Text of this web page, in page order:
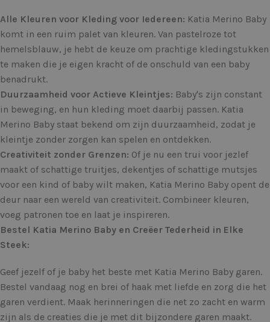
Alle Kleuren voor Kleding voor Iedereen: Katia Merino Baby
komt in een ruim palet van kleuren. Van pastelroze tot
hemelsblauw, je hebt de keuze om prachtige kledingstukken
te maken die je eigen kracht of de onschuld van een baby
benadrukt.
Duurzaamheid voor Actieve Kleintjes: Baby's zijn constant
in beweging, en hun kleding moet daarbij passen. Katia
Merino Baby staat bekend om zijn duurzaamheid, zodat je
kleintje zonder zorgen kan spelen en ontdekken.
Creativiteit zonder Grenzen: Of je nu een trui voor jezlef
maakt of schattige truitjes, dekentjes of schattige mutsjes
voor een kind of baby wilt maken, Katia Merino Baby opent de
deur naar een wereld van creativiteit. Combineer kleuren,
voeg patronen toe en laat je inspireren.
Bestel Katia Merino Baby en Creëer Tederheid in Elke
Steek:
Geef jezelf of je baby het beste met Katia Merino Baby garen.
Bestel vandaag nog en brei of haak met liefde en zorg die het
garen verdient. Maak herinneringen die net zo zacht en warm
zijn als de creaties die je met dit bijzondere garen maakt.